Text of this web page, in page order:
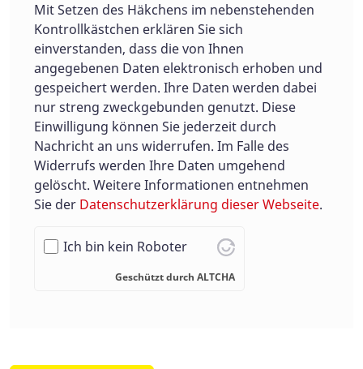
Mit Setzen des Häkchens im nebenstehenden
Kontrollkästchen erklären Sie sich
einverstanden, dass die von Ihnen
angegebenen Daten elektronisch erhoben und
gespeichert werden. Ihre Daten werden dabei
nur streng zweckgebunden genutzt. Diese
Einwilligung können Sie jederzeit durch
Nachricht an uns widerrufen. Im Falle des
Widerrufs werden Ihre Daten umgehend
gelöscht. Weitere Informationen entnehmen
Sie der Datenschutzerklärung dieser Webseite.
Ich bin kein Roboter
Geschützt durch ALTCHA